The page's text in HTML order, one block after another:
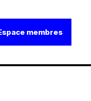
membres